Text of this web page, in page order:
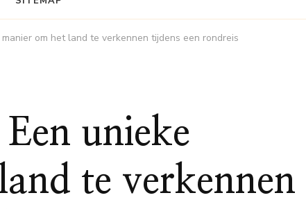
om het land te verkennen tijdens een rondreis
unieke
te verkennen